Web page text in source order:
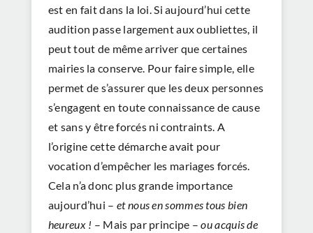
est en fait dans la loi. Si aujourd’hui cette
audition passe largement aux oubliettes, il
peut tout de même arriver que certaines
mairies la conserve. Pour faire simple, elle
permet de s’assurer que les deux personnes
s’engagent en toute connaissance de cause
et sans y être forcés ni contraints. A
l’origine cette démarche avait pour
vocation d’empêcher les mariages forcés.
Cela n’a donc plus grande importance
aujourd’hui – et nous en sommes tous bien
heureux ! – Mais par principe –ou acquis de